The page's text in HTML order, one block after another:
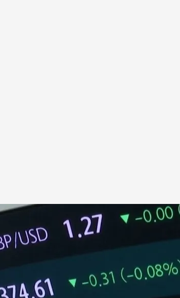
esta semana su primer aviso de
desplome de las bolsas